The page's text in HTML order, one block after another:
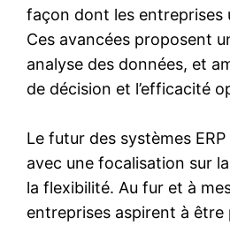
façon dont les entreprises
Ces avancées proposent
analyse des données, et
de décision et l’efficacité
Le futur des systèmes
avec une focalisation sur
la flexibilité. Au fur et à
entreprises aspirent à être